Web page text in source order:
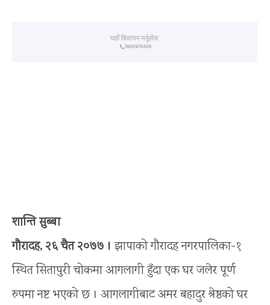
शान्ति सुब्बा
गौरादह, २६ चैत २०७७ । झापाको गौरादह नगरपालिका-१
स्थित सितापुरी चोकमा आगलागी हुँदा एक घर जलेर पूर्ण
रुपमा नष्ट भएको छ । आगलागीबाट अमर बहादुर श्रेष्ठको घर